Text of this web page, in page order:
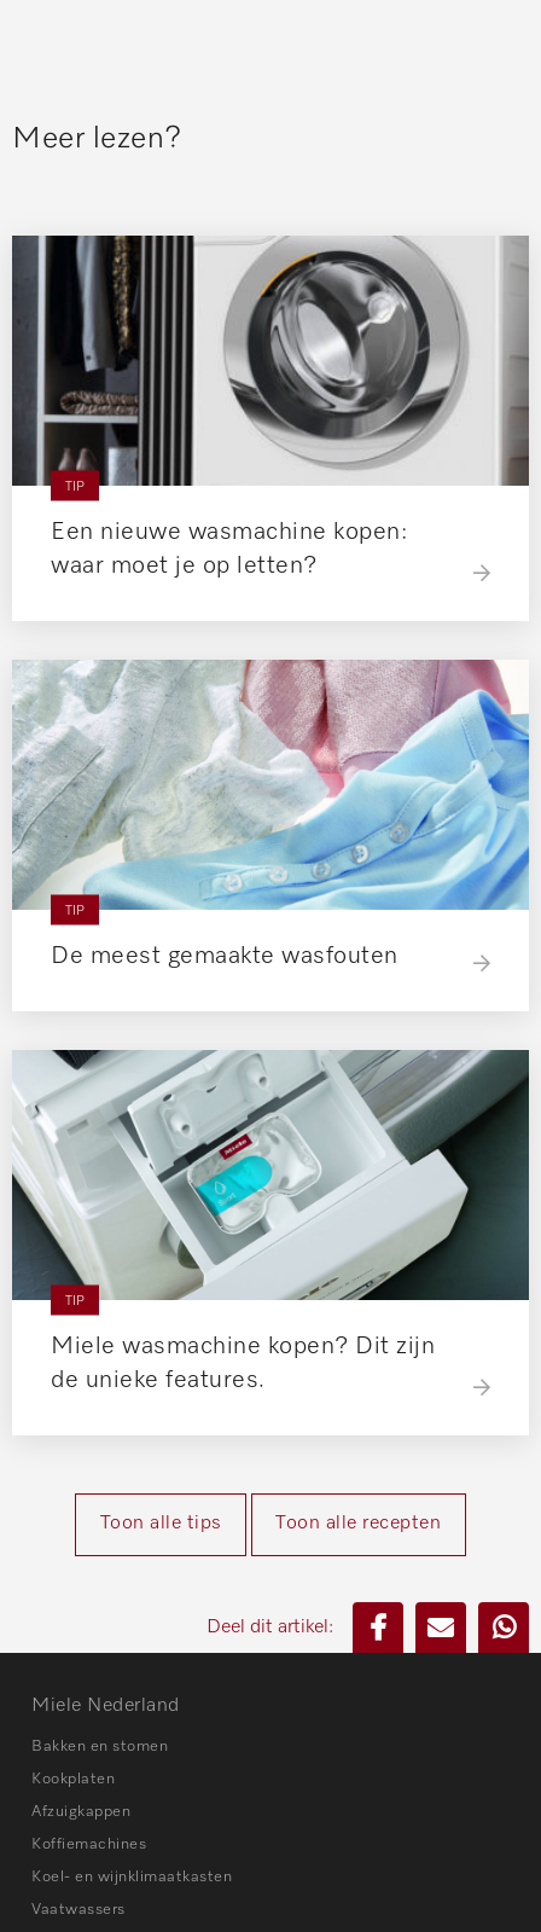
Meer lezen?
TIP
Een nieuwe wasmachine kopen:
waar moet je op letten?
TIP
De meest gemaakte wasfouten
TIP
Miele wasmachine kopen? Dit zijn
de unieke features.
Toon alle tips Toon alle recepten
Deel dit artikel:
Miele Nederland
Bakken en stomen
Kookplaten
Afzuigkappen
Koffiemachines
Koel- en wijnklimaatkasten
Vaatwassers